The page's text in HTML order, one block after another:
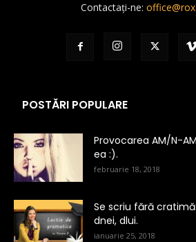
Contactați-ne:
POSTĂRI POPULARE
Provocarea AM/N-
ea :).
februarie 18, 2018
Se scriu fără
dnei, dlui.
ianuarie 25, 2018